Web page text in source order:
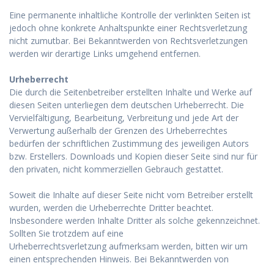
Eine permanente inhaltliche Kontrolle der verlinkten Seiten ist
jedoch ohne konkrete Anhaltspunkte einer Rechtsverletzung
nicht zumutbar. Bei Bekanntwerden von Rechtsverletzungen
werden wir derartige Links umgehend entfernen.
Urheberrecht
Die durch die Seitenbetreiber erstellten Inhalte und Werke auf
diesen Seiten unterliegen dem deutschen Urheberrecht. Die
Vervielfältigung, Bearbeitung, Verbreitung und jede Art der
Verwertung außerhalb der Grenzen des Urheberrechtes
bedürfen der schriftlichen Zustimmung des jeweiligen Autors
bzw. Erstellers. Downloads und Kopien dieser Seite sind nur für
den privaten, nicht kommerziellen Gebrauch gestattet.
Soweit die Inhalte auf dieser Seite nicht vom Betreiber erstellt
wurden, werden die Urheberrechte Dritter beachtet.
Insbesondere werden Inhalte Dritter als solche gekennzeichnet.
Sollten Sie trotzdem auf eine
Urheberrechtsverletzung aufmerksam werden, bitten wir um
einen entsprechenden Hinweis. Bei Bekanntwerden von